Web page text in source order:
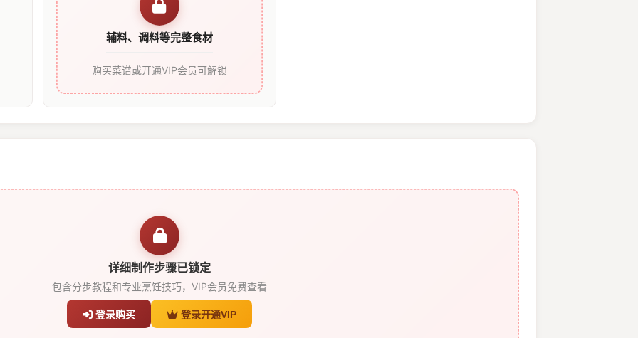
辅料、调料等完整食材
购买菜谱或开通VIP会员可解锁
详细制作步骤已锁定
包含分步教程和专业烹饪技巧，VIP会员免费查看
登录购买 登录开通VIP